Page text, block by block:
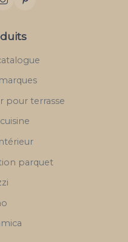
pour terrasse
parquet